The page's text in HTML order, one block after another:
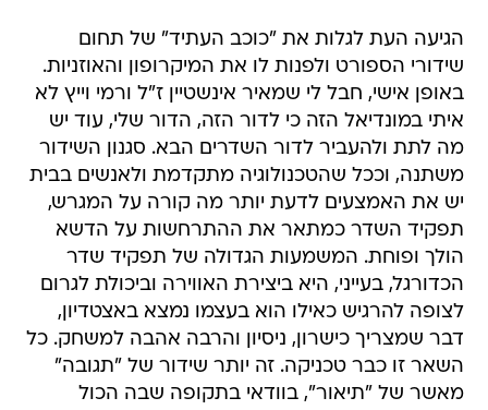
הגיעה העת לגלות את "כוכב העתיד" של תחום
שידורי הספורט ולפנות לו את המיקרופון והאוזניות.
באופן אישי, חבל לי שמאיר אינשטיין ז"ל ורמי וייץ לא
איתי במונדיאל הזה כי לדור הזה, הדור שלי, עוד יש
מה לתת ולהעביר לדור השדרים הבא. סגנון השידור
משתנה, וככל שהטכנולוגיה מתקדמת ולאנשים בבית
יש את האמצעים לדעת יותר מה קורה על המגרש,
תפקיד השדר כמתאר את ההתרחשות על הדשא
הולך ופוחת. המשמעות הגדולה של תפקיד שדר
הכדורגל, בעייני, היא ביצירת האווירה וביכולת לגרום
לצופה להרגיש כאילו הוא בעצמו נמצא באצטדיון,
דבר שמצריך כישרון, ניסיון והרבה אהבה למשחק. כל
השאר זו כבר טכניקה. זה יותר שידור של "תגובה"
מאשר של "תיאור", בוודאי בתקופה שבה הכול